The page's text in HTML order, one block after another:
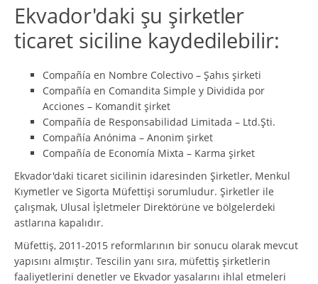
Ekvador'daki şu şirketler
ticaret siciline kaydedilebilir:
Compañía en Nombre Colectivo – Şahıs şirketi
Compañía en Comandita Simple y Dividida por
Acciones – Komandit şirket
Compañía de Responsabilidad Limitada – Ltd.Şti.
Compañía Anónima – Anonim şirket
Compañía de Economía Mixta – Karma şirket
Ekvador'daki ticaret sicilinin idaresinden Şirketler, Menkul
Kıymetler ve Sigorta Müfettişi sorumludur. Şirketler ile
çalışmak, Ulusal İşletmeler Direktörüne ve bölgelerdeki
astlarına kapalıdır.
Müfettiş, 2011-2015 reformlarının bir sonucu olarak mevcut
yapısını almıştır. Tescilin yanı sıra, müfettiş şirketlerin
faaliyetlerini denetler ve Ekvador yasalarını ihlal etmeleri